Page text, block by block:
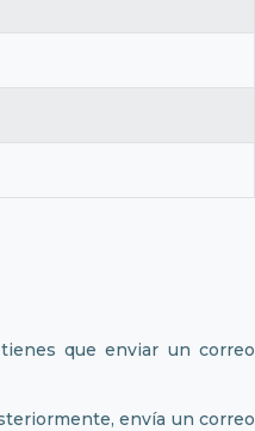
que enviar un correo
envía un correo